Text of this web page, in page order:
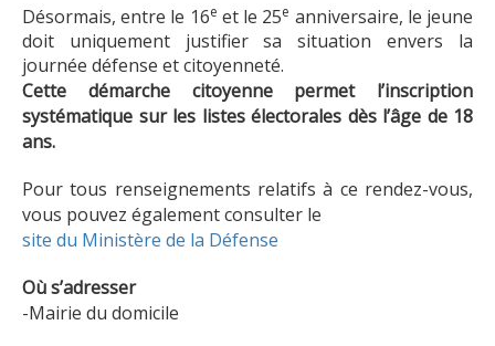
Désormais, entre le 16e et le 25e anniversaire, le jeune
doit uniquement justifier sa situation envers la
journée défense et citoyenneté.
Cette démarche citoyenne permet l’inscription
systématique sur les listes électorales dès l’âge de 18
ans.
Pour tous renseignements relatifs à ce rendez-vous,
vous pouvez également consulter le
site du Ministère de la Défense
Où s’adresser
-Mairie du domicile